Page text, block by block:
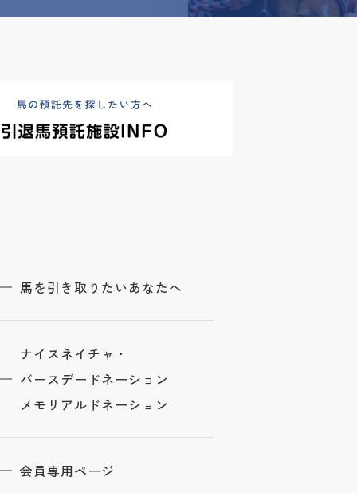
馬を引き取りたいあなたへ
ナイスネイチャ・
バースデードネーション
メモリアルドネーション
会員専用ページ